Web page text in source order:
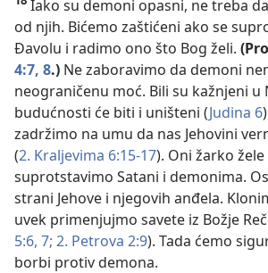
Iako su demoni opasni, ne treba
od njih. Bićemo zaštićeni ako se
Đavolu i radimo ono što Bog želi.
4:7, 8.) Ne zaboravimo da demoni
neograničenu moć. Bili su kažnjeni u
budućnosti će biti i uništeni (Judina 6
zadržimo na umu da nas Jehovini
(2. Kraljevima 6:15-17). Oni žarko
suprotstavimo Satani i demonima.
strani Jehove i njegovih anđela.
uvek primenjujmo savete iz Božje
5:6, 7; 2. Petrova 2:9). Tada ćemo
borbi protiv demona.